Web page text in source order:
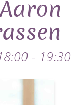
- 19:30